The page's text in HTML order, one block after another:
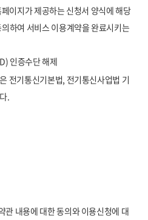
이지가 제공하는 신청서 양식에 해당
하여 서비스 이용계약을 완료시키는
인증수단 해제
전기통신기본법, 전기통신사업법 기
.
관 내용에 대한 동의와 이용신청에 대